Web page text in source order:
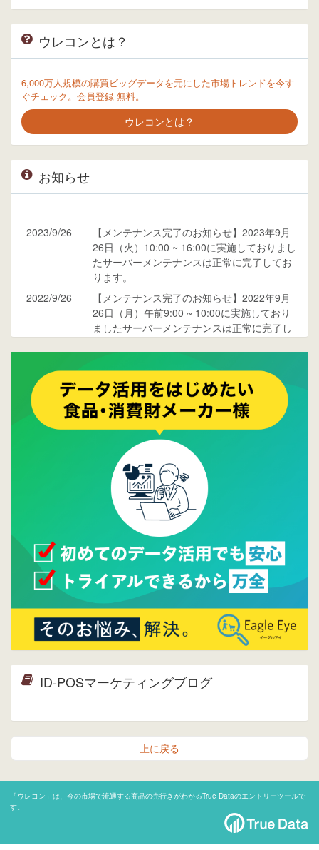
ウレコンとは？
6,000万人規模の購買ビッグデータを元にした市場トレンドを今す
ぐチェック。会員登録 無料。
ウレコンとは？
お知らせ
2023/9/26
【メンテナンス完了のお知らせ】2023年9月
26日（火）10:00 ~ 16:00に実施しておりまし
たサーバーメンテナンスは正常に完了してお
ります。
2022/9/26
【メンテナンス完了のお知らせ】2022年9月
26日（月）午前9:00 ~ 10:00に実施しており
ましたサーバーメンテナンスは正常に完了し
ご覧ください。
2015/10/19
ウレコンのサイト機能を大幅バージョンアッ
プ。詳細はこちら。⇒告知ページへ
2015/09/28
ウレコンが機能拡充し、サイトリニューアル
しました。⇒
ウレコンFacebook
Facebookページを開設しました。詳細は
ら。
ウレコンサイトリリースしました。
ID-POSマーケティングブログ
上に戻る
「ウレコン」は、今の市場で流通する商品の売行きがわかるTrue Dataのエントリーツールで
す。